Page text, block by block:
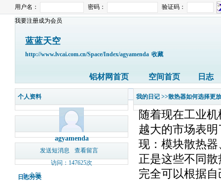
用户名： 密码：
验证码：
我要注册成为会员
蓝蓝天空
http://www.lvcai.com.cn/Space/Index/agyamenda 收藏
铝材网首页 空间首页 日志
个人资料
agyamenda
发送短消息
查看留言
访问：147625次
日志分类
全部
我的日记 >>散热器如何选择更
随着现在工业
越大的市场表
现：模块散热
正是这些不同
完全可以根据